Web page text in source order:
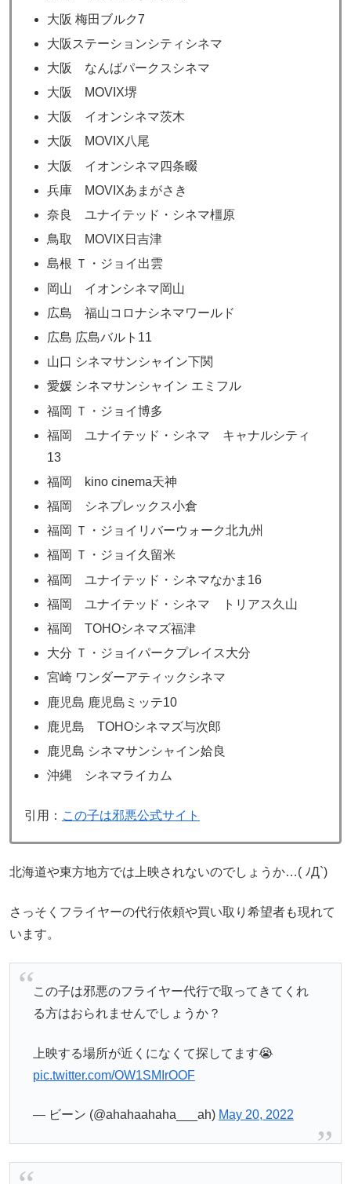
大阪 梅田ブルク7
大阪ステーションシティシネマ
大阪 なんばパークスシネマ
大阪 MOVIX堺
大阪 イオンシネマ茨木
大阪 MOVIX八尾
大阪 イオンシネマ四条畷
兵庫 MOVIXあまがさき
奈良 ユナイテッド・シネマ橿原
鳥取 MOVIX日吉津
島根 Ｔ・ジョイ出雲
岡山 イオンシネマ岡山
広島 福山コロナシネマワールド
広島 広島バルト11
山口 シネマサンシャイン下関
愛媛 シネマサンシャイン エミフル
福岡 Ｔ・ジョイ博多
福岡 ユナイテッド・シネマ キャナルシティ
13
福岡 kino cinema天神
福岡 シネプレックス小倉
福岡 Ｔ・ジョイリバーウォーク北九州
福岡 Ｔ・ジョイ久留米
福岡 ユナイテッド・シネマなかま16
福岡 ユナイテッド・シネマ トリアス久山
福岡 TOHOシネマズ福津
大分 Ｔ・ジョイパークプレイス大分
宮崎 ワンダーアティックシネマ
鹿児島 鹿児島ミッテ10
鹿児島 TOHOシネマズ与次郎
鹿児島 シネマサンシャイン姶良
沖縄 シネマライカム
引用： この子は邪悪公式サイト
北海道や東方地方では上映されないのでしょうか…( ﾉД`)
さっそくフライヤーの代行依頼や買い取り希望者も現れて
います。
この子は邪悪のフライヤー代行で取ってきてくれ
る方はおられませんでしょうか？
上映する場所が近くになくて探してます😭
pic.twitter.com/OW1SMIrOOF
— ビーン (@ahahaahaha___ah) May 20, 2022